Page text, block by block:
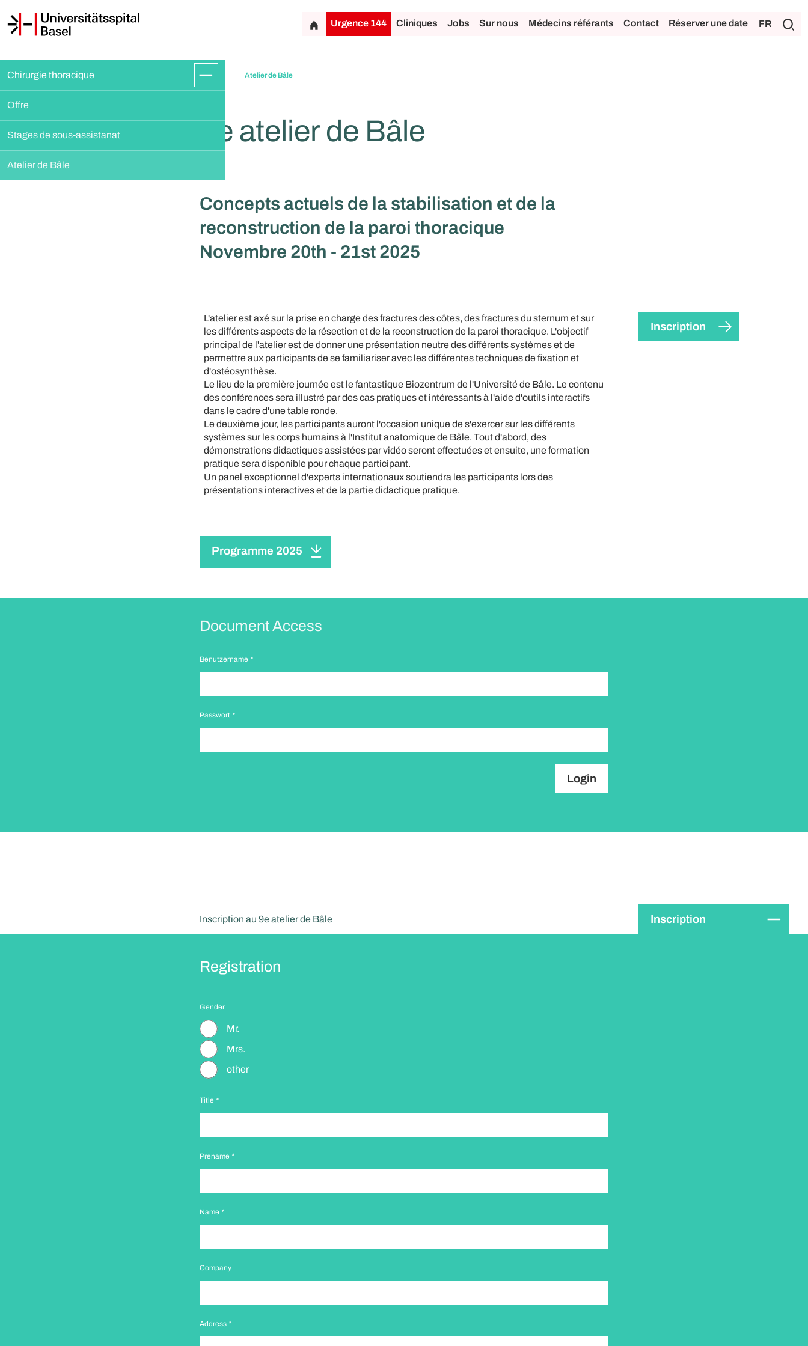
Urgence 144 Cliniques Jobs Sur nous Médecins référants Contact Réserver une date FR
Chirurgie thoracique
Offre
Stages de sous-assistanat
Atelier de Bâle
Atelier de Bâle
9e atelier de Bâle
Concepts actuels de la stabilisation et de la
reconstruction de la paroi thoracique
Novembre 20th - 21st 2025
L'atelier est axé sur la prise en charge des fractures des côtes, des fractures du sternum et sur
les différents aspects de la résection et de la reconstruction de la paroi thoracique. L'objectif
principal de l'atelier est de donner une présentation neutre des différents systèmes et de
permettre aux participants de se familiariser avec les différentes techniques de fixation et
d'ostéosynthèse.
Le lieu de la première journée est le fantastique Biozentrum de l'Université de Bâle. Le contenu
des conférences sera illustré par des cas pratiques et intéressants à l'aide d'outils interactifs
dans le cadre d'une table ronde.
Le deuxième jour, les participants auront l'occasion unique de s'exercer sur les différents
systèmes sur les corps humains à l'Institut anatomique de Bâle. Tout d'abord, des
démonstrations didactiques assistées par vidéo seront effectuées et ensuite, une formation
pratique sera disponible pour chaque participant.
Un panel exceptionnel d'experts internationaux soutiendra les participants lors des
présentations interactives et de la partie didactique pratique.
Programme 2025
Inscription
Document Access
Benutzername *
Passwort *
Inscription au 9e atelier de Bâle Inscription
Registration
Gender
Mr.
Mrs.
other
Title *
Prename *
Name *
Company
Address *